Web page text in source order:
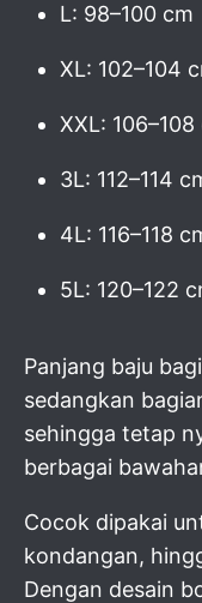
L: 98–100 cm
XL: 102–104
XXL: 106–108
3L: 112–114
4L: 116–118
5L: 120–122
Panjang baju
sedangkan
sehingga tetap
berbagai
Cocok dipakai
kondangan,
Dengan desain